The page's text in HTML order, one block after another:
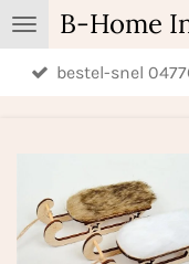
Ga
direct
naar
bestel-snel